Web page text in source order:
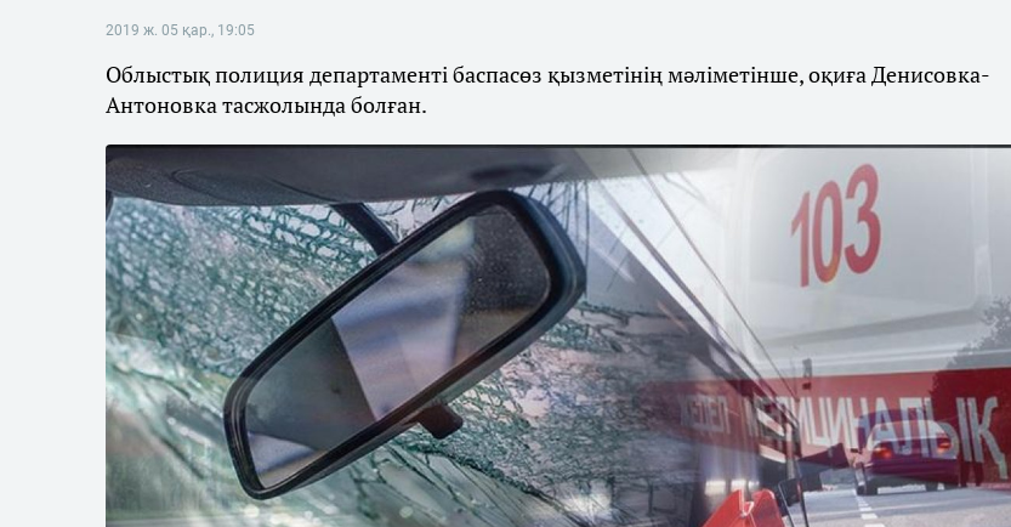
2019 ж. 05 қар., 19:05
Облыстық полиция департаменті баспасөз қызметінің мәліметінше, оқиға Денисовка-
Антоновка тасжолында болған.